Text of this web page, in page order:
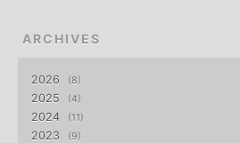
ARCHIVES
2026 8
2025 4
2024 11
2023 9